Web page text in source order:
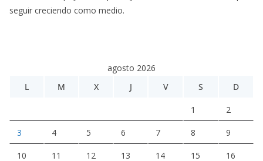
seguir creciendo como medio.
agosto 2026
L
M X J V S D
1 2
3 4 5 6 7 8 9
10 11 12 13 14 15 16